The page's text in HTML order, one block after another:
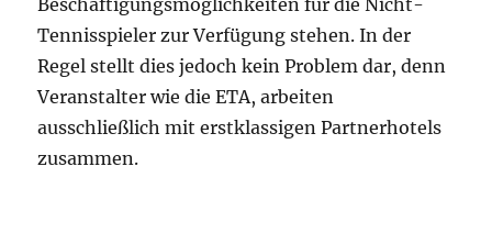
Beschäftigungsmöglichkeiten für die Nicht-
Tennisspieler zur Verfügung stehen. In der
Regel stellt dies jedoch kein Problem dar, denn
Veranstalter wie die ETA, arbeiten
ausschließlich mit erstklassigen Partnerhotels
zusammen.